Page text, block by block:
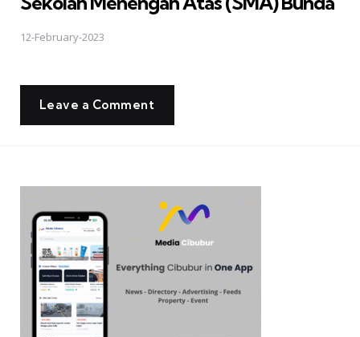
12-February-2023
Leave a Comment